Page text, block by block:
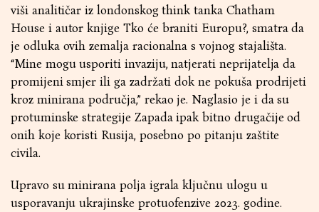
viši analitičar iz londonskog think tanka Chatham
House i autor knjige Tko će braniti Europu?, smatra da
je odluka ovih zemalja racionalna s vojnog stajališta.
“Mine mogu usporiti invaziju, natjerati neprijatelja da
promijeni smjer ili ga zadržati dok ne pokuša prodrijeti
kroz minirana područja,” rekao je. Naglasio je i da su
protuminske strategije Zapada ipak bitno drugačije od
onih koje koristi Rusija, posebno po pitanju zaštite
civila.
Upravo su minirana polja igrala ključnu ulogu u
usporavanju ukrajinske protuofenzive 2023. godine.